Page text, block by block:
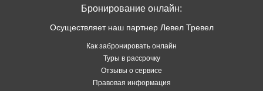
Бронирование онлайн:
Осуществляет наш партнер Левел Тревел
Как забронировать онлайн
Туры в рассрочку
Отзывы о сервисе
Правовая информация